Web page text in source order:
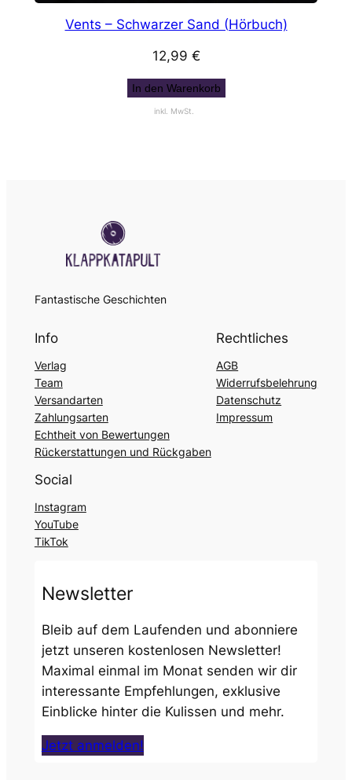
Vents – Schwarzer Sand (Hörbuch)
12,99 €
In den Warenkorb
inkl. MwSt.
Fantastische Geschichten
Info
Verlag
Team
Versandarten
Zahlungsarten
Echtheit von Bewertungen
Rückerstattungen und Rückgaben
Rechtliches
AGB
Widerrufsbelehrung
Datenschutz
Impressum
Social
Instagram
YouTube
TikTok
Newsletter
Bleib auf dem Laufenden und abonniere
jetzt unseren kostenlosen Newsletter!
Maximal einmal im Monat senden wir dir
interessante Empfehlungen, exklusive
Einblicke hinter die Kulissen und mehr.
Jetzt anmelden!